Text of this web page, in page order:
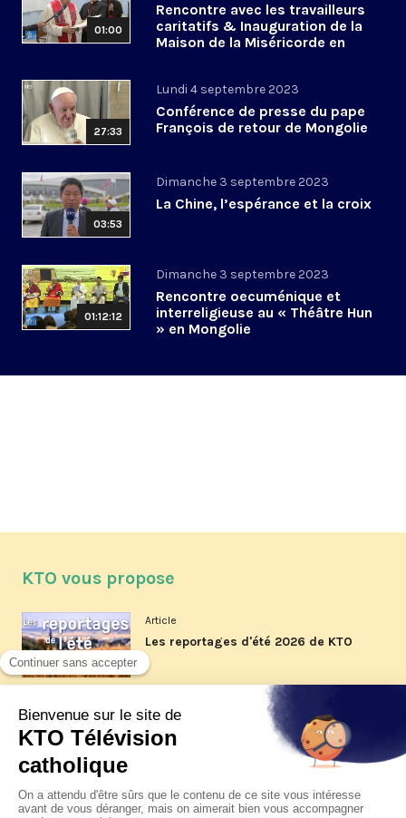
01:00
Rencontre avec les travailleurs
caritatifs & Inauguration de la
Maison de la Miséricorde en
27:33
Lundi 4 septembre 2023
Conférence de presse du pape
François de retour de Mongolie
03:53
Dimanche 3 septembre 2023
La Chine, l’espérance et la croix
01:12:12
Dimanche 3 septembre 2023
Rencontre oecuménique et
interreligieuse au « Théâtre Hun
» en Mongolie
KTO vous propose
Article
Les reportages d'été 2026 de KTO
La visite pastorale du pape Léon
XIV à Assise à suivre sur KTO le
jeudi 6 août
Article
Le pape en Uruguay, Argentine et